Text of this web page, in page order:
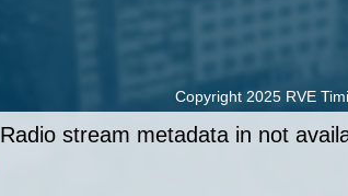
Copyright 2025 RVE
Radio stream metadata in not